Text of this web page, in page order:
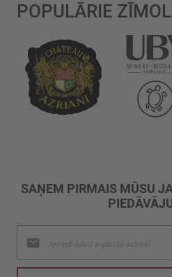
POPULĀRIE
SAŅEM PIRMAIS MŪSU
jaunumu
saņemšanai: